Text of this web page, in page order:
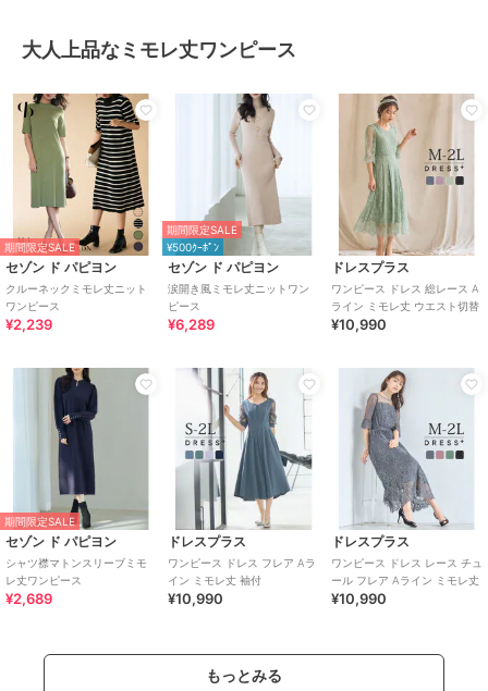
大人上品なミモレ丈ワンピース
期間限定SALE
セゾン ド パピヨン
クルーネックミモレ丈ニット
ワンピース
¥2,239
期間限定SALE
¥500ｸｰﾎﾟﾝ
セゾン ド パピヨン
涙開き風ミモレ丈ニットワン
ピース
¥6,289
ドレスプラス
ワンピース ドレス 総レース A
ライン ミモレ丈 ウエスト切替
¥10,990
期間限定SALE
セゾン ド パピヨン
シャツ襟マトンスリーブミモ
レ丈ワンピース
¥2,689
ドレスプラス
ワンピース ドレス フレア Aラ
イン ミモレ丈 袖付
¥10,990
ドレスプラス
ワンピース ドレス レース チュ
ール フレア Aライン ミモレ丈
¥10,990
もっとみる